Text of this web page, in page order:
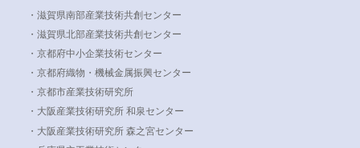
・滋賀県南部産業技術共創センター
・滋賀県北部産業技術共創センター
・京都府中小企業技術センター
・京都府織物・機械金属振興センター
・京都市産業技術研究所
・大阪産業技術研究所 和泉センター
・大阪産業技術研究所 森之宮センター